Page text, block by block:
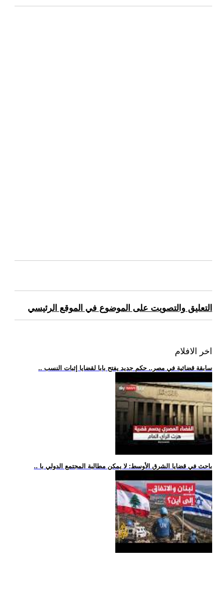
التعليق والتصويت على الموضوع في الموقع الرئيسي
اخر الافلام
.. سابقة قضائية في مصر.. حكم جديد يفتح بابا لقضايا إثبات النسب
.. باحث في قضايا الشرق الأوسط: لا يمكن مطالبة المجتمع الدولي با